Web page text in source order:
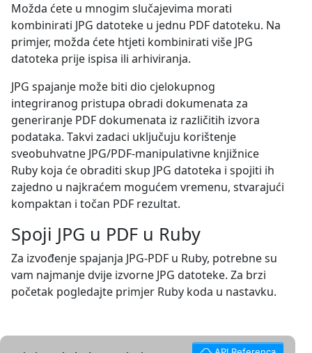
Možda ćete u mnogim slučajevima morati
kombinirati JPG datoteke u jednu PDF datoteku. Na
primjer, možda ćete htjeti kombinirati više JPG
datoteka prije ispisa ili arhiviranja.
JPG spajanje može biti dio cjelokupnog
integriranog pristupa obradi dokumenata za
generiranje PDF dokumenata iz različitih izvora
podataka. Takvi zadaci uključuju korištenje
sveobuhvatne JPG/PDF-manipulativne knjižnice
Ruby koja će obraditi skup JPG datoteka i spojiti ih
zajedno u najkraćem mogućem vremenu, stvarajući
kompaktan i točan PDF rezultat.
Spoji JPG u PDF u Ruby
Za izvođenje spajanja JPG-PDF u Ruby, potrebne su
vam najmanje dvije izvorne JPG datoteke. Za brzi
početak pogledajte primjer Ruby koda u nastavku.